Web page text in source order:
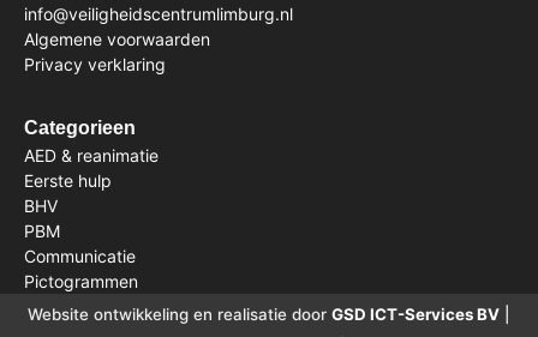
info@veiligheidscentrumlimburg.nl
Algemene voorwaarden
Privacy verklaring
Categorieen
AED & reanimatie
Eerste hulp
BHV
PBM
Communicatie
Pictogrammen
Website ontwikkeling en realisatie door GSD ICT-Services BV